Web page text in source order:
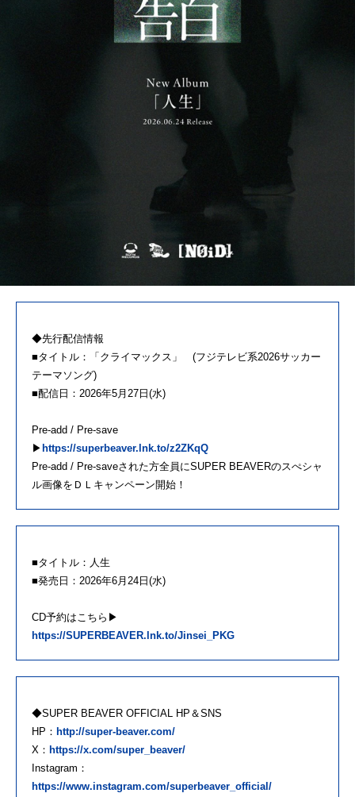
◆先行配信情報
■タイトル：「クライマックス」 (フジテレビ系2026サッカー
テーマソング)
■配信日：2026年5月27日(水)
Pre-add / Pre-save
▶ https://superbeaver.lnk.to/z2ZKqQ
Pre-add / Pre-saveされた方全員にSUPER BEAVERのスぺシャ
ル画像をＤＬキャンペーン開始！
■タイトル：人生
■発売日：2026年6月24日(水)
CD予約はこちら▶
https://SUPERBEAVER.lnk.to/Jinsei_PKG
◆SUPER BEAVER OFFICIAL HP＆SNS
HP： http://super-beaver.com/
X： https://x.com/super_beaver/
Instagram：
https://www.instagram.com/superbeaver_official/